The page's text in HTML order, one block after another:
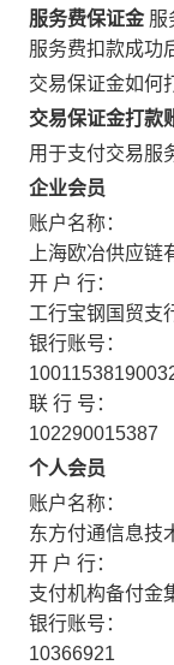
服务费保证金 服
服务费扣款成功
交易保证金如何
交易保证金打款
用于支付交易服
企业会员
账户名称：
上海欧冶供应链
开 户 行：
工行宝钢国贸支
银行账号：
联 行 号：
102290015387
个人会员
账户名称：
东方付通信息技
开 户 行：
支付机构备付金
银行账号：
10366921